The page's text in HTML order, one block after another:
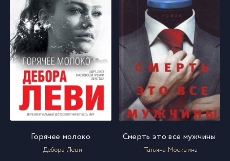
Горячее молоко
- Дебора Леви
Смерть это все мужчины
- Татьяна Москвина